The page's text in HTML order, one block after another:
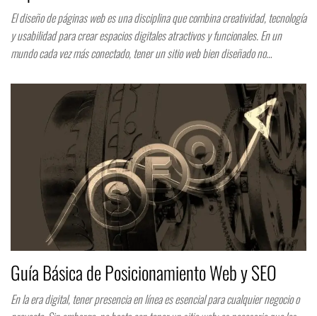
El diseño de páginas web es una disciplina que combina creatividad, tecnología
y usabilidad para crear espacios digitales atractivos y funcionales. En un
mundo cada vez más conectado, tener un sitio web bien diseñado no…
Guía Básica de Posicionamiento Web y SEO
En la era digital, tener presencia en línea es esencial para cualquier negocio o